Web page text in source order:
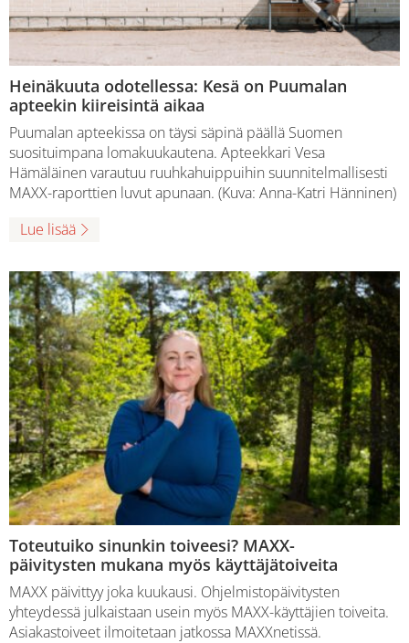
Heinäkuuta odotellessa: Kesä on Puumalan
apteekin kiireisintä aikaa
Puumalan apteekissa on täysi säpinä päällä Suomen
suosituimpana lomakuukautena. Apteekkari Vesa
Hämäläinen varautuu ruuhkahuippuihin suunnitelmallisesti
MAXX-raporttien luvut apunaan. (Kuva: Anna-Katri Hänninen)
Lue lisää
Toteutuiko sinunkin toiveesi? MAXX-
päivitysten mukana myös käyttäjätoiveita
MAXX päivittyy joka kuukausi. Ohjelmistopäivitysten
yhteydessä julkaistaan usein myös MAXX-käyttäjien toiveita.
Asiakastoiveet ilmoitetaan jatkossa MAXXnetissä.